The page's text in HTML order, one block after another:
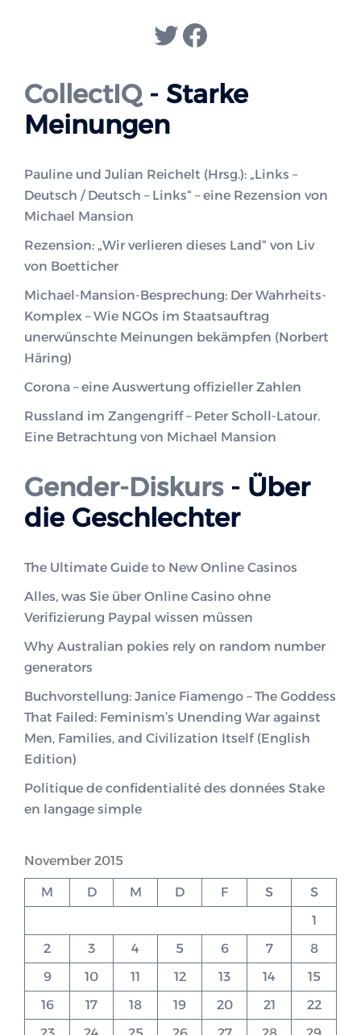
Twitter
Facebook
CollectIQ- Starke
Meinungen
Pauline und Julian Reichelt (Hrsg.): „Links –
Deutsch / Deutsch – Links“ – eine Rezension von
Michael Mansion
Rezension: „Wir verlieren dieses Land“ von Liv
von Boetticher
Michael-Mansion-Besprechung: Der Wahrheits-
Komplex – Wie NGOs im Staatsauftrag
unerwünschte Meinungen bekämpfen (Norbert
Häring)
Corona – eine Auswertung offizieller Zahlen
Russland im Zangengriff – Peter Scholl-Latour.
Eine Betrachtung von Michael Mansion
Gender-Diskurs- Über
die Geschlechter
The Ultimate Guide to New Online Casinos
Alles, was Sie über Online Casino ohne
Verifizierung Paypal wissen müssen
Why Australian pokies rely on random number
generators
Buchvorstellung: Janice Fiamengo – The Goddess
That Failed: Feminism’s Unending War against
Men, Families, and Civilization Itself (English
Edition)
Politique de confidentialité des données Stake
en langage simple
November 2015
M D M D F S
S
1
2
3 4 5 6 7
8
9
10 11 12 13 14
15
16
17 18 19 20 21
22